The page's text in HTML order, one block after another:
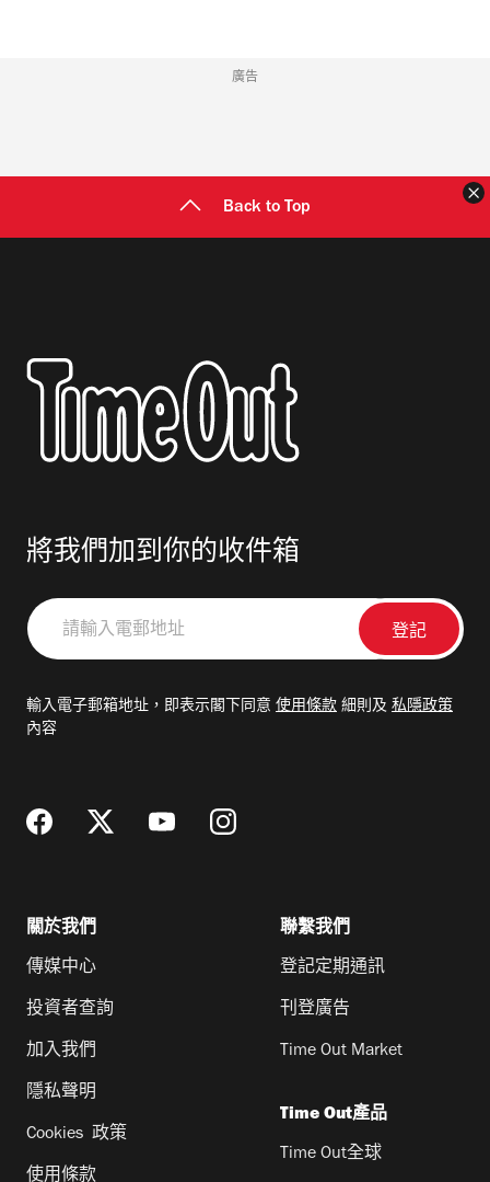
廣告
Back to Top
將我們加到你的收件箱
請
輸
郵
輸入電子郵箱地址，即表示閣下同意 使用條款 細則及 私隱政策
內容
關於我們
傳媒中心
投資者查詢
加入我們
隱私聲明
Cookies 政策
使用條款
聯繫我們
登記定期通訊
刊登廣告
Time Out Market
Time Out產品
Time Out全球